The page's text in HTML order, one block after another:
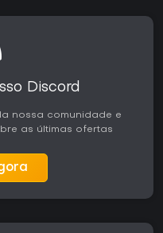
Discord
nossa comunidade e
as últimas ofertas